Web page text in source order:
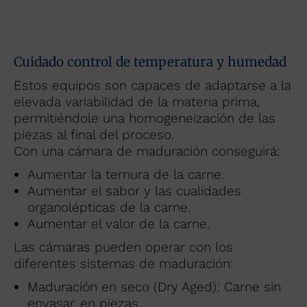
Cuidado control de temperatura y humedad
Estos equipos son capaces de adaptarse a la
elevada variabilidad de la materia prima,
permitiéndole una homogeneización de las
piezas al final del proceso.
Con una cámara de maduración conseguirá:
Aumentar la ternura de la carne.
Aumentar el sabor y las cualidades
organolépticas de la carne.
Aumentar el valor de la carne.
Las cámaras pueden operar con los
diferentes sistemas de maduración:
Maduración en seco (Dry Aged): Carne sin
envasar, en piezas.